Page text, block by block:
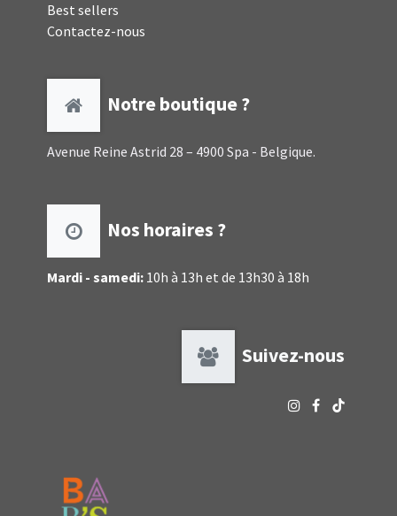
Best sellers
Contactez-nous
Notre boutique ?
Avenue Reine Astrid 28 – 4900 Spa - Belgique.
Nos horaires ?
Mardi - samedi: 10h à 13h et de 13h30 à 18h
Suivez-nous